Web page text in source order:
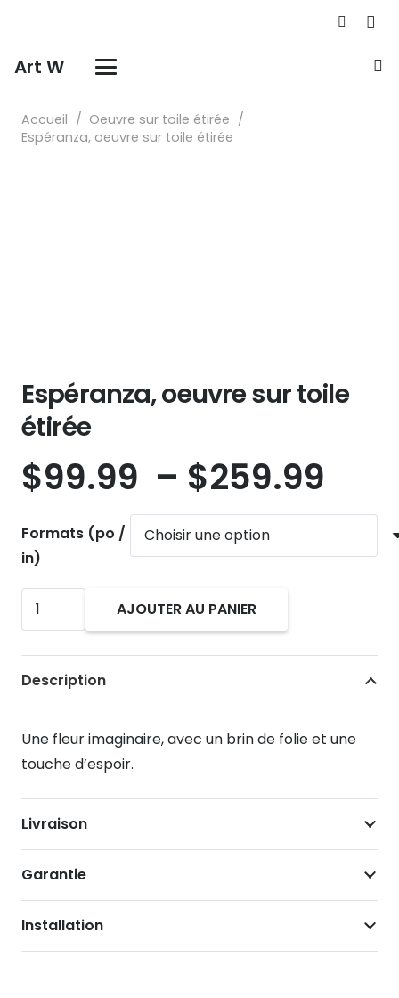
Art W
Accueil / Oeuvre sur toile étirée /
Espéranza, oeuvre sur toile étirée
Espéranza, oeuvre sur toile
étirée
$99.99 – $259.99
de
prix
Formats (po /
in)
quantité
de
oeuvre
étirée
AJOUTER AU PANIER
Description
Une fleur imaginaire, avec un brin de folie et une
touche d’espoir.
Livraison
Garantie
Installation